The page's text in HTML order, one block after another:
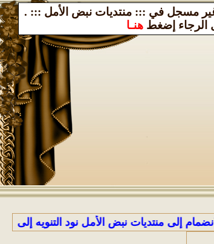
مسجل في ::: منتديات نبض الأمل ::: .
الرجاء إضغط هنـا
إلى منتديات نبض الأمل نود التنويه إلى أن